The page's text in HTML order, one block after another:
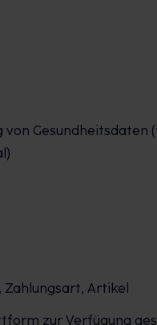
Gesundheitsdaten
Artikel
zur Verfügung